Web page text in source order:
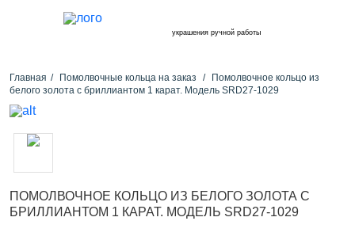
украшения ручной работы
Главная Помолвочные кольца на заказ
Помолвочное кольцо из
белого золота с бриллиантом 1 карат. Модель SRD27-1029
ПОМОЛВОЧНОЕ КОЛЬЦО ИЗ БЕЛОГО ЗОЛОТА С
БРИЛЛИАНТОМ 1 КАРАТ. МОДЕЛЬ SRD27-1029